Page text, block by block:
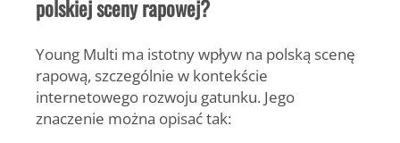
polskiej sceny rapowej?
Young Multi ma istotny wpływ na polską scenę
rapową, szczególnie w kontekście
internetowego rozwoju gatunku. Jego
znaczenie można opisać tak: